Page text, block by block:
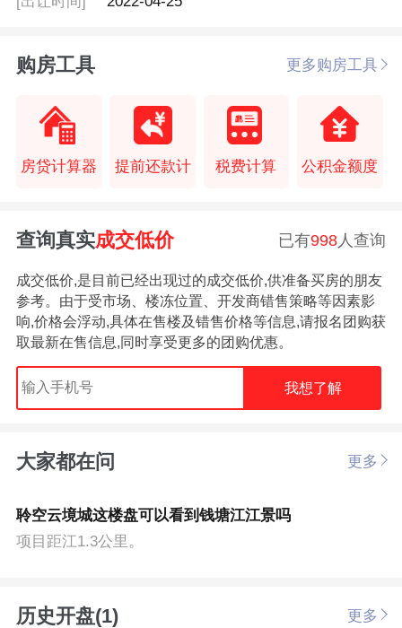
购房工具 更多购房工具
房贷计算器 提前还款计 税费计算 公积金额度
查询真实成交低价 已有998人查询
成交低价,是目前已经出现过的成交低价,供准备买房的朋友
参考。由于受市场、楼冻位置、开发商错售策略等因素影
响,价格会浮动,具体在售楼及错售价格等信息,请报名团购获
取最新在售信息,同时享受更多的团购优惠。
我想了解
大家都在问 更多
聆空云境城这楼盘可以看到钱塘江江景吗
项目距江1.3公里。
历史开盘(1) 更多